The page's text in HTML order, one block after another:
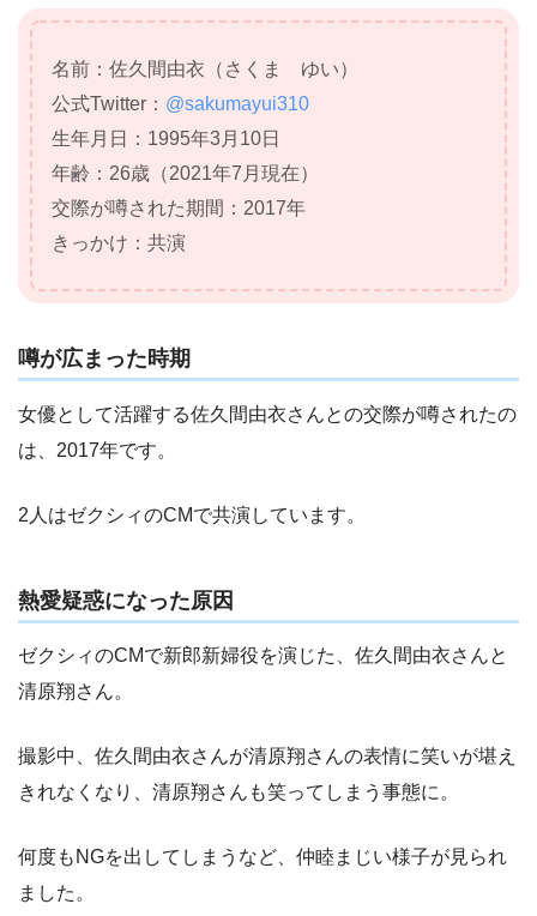
名前：佐久間由衣（さくま ゆい）
公式Twitter ： @sakumayui310
生年月日：1995年3月10日
年齢：26歳（2021年7月現在）
交際が噂された期間：2017年
きっかけ：共演
噂が広まった時期
女優として活躍する佐久間由衣さんとの交際が噂されたの
は、2017年です。
2人はゼクシィのCMで共演しています。
熱愛疑惑になった原因
ゼクシィのCMで新郎新婦役を演じた、佐久間由衣さんと
清原翔さん。
撮影中、佐久間由衣さんが清原翔さんの表情に笑いが堪え
きれなくなり、清原翔さんも笑ってしまう事態に。
何度もNGを出してしまうなど、仲睦まじい様子が見られ
ました。